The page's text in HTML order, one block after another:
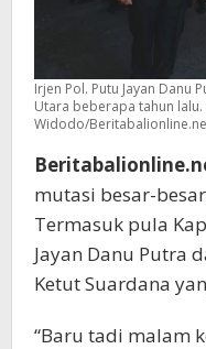
Irjen Pol. Putu Jayan Danu
Utara beberapa tahun lalu.
Widodo/
mutasi besar-
Termasuk pula
Jayan Danu Putra
Ketut Suardana
“Baru tadi malam